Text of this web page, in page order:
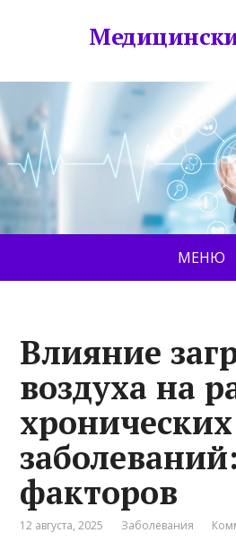
МЕНЮ
Влияние
воздуха на
хронических
факторов
12 августа, 2025 Заболевания